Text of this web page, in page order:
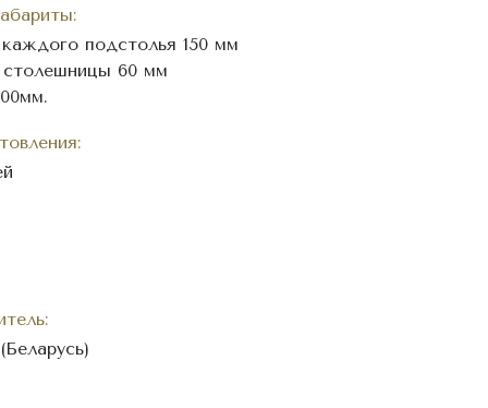
подстолья 150 мм
60 мм